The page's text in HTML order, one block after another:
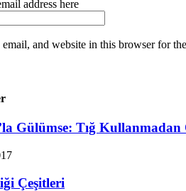
address here
email, and website in this browser for
Gülümse: Tığ Kullanmadan
Çeşitleri